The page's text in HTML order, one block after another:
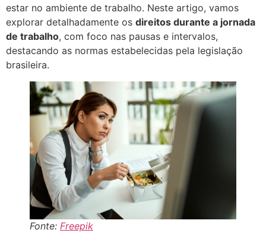
estar no ambiente de trabalho. Neste artigo, vamos
explorar detalhadamente os direitos durante a jornada
de trabalho, com foco nas pausas e intervalos,
destacando as normas estabelecidas pela legislação
brasileira.
Fonte: Freepik